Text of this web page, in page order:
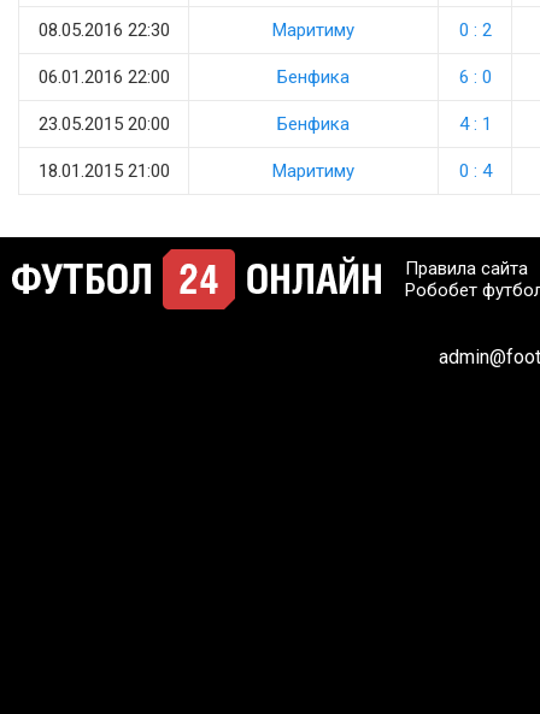
08.05.2016 22:30 Маритиму 0 : 2
06.01.2016 22:00 Бенфика 6 : 0
23.05.2015 20:00 Бенфика 4 : 1
18.01.2015 21:00 Маритиму 0 : 4
Правила сайта
Робобет